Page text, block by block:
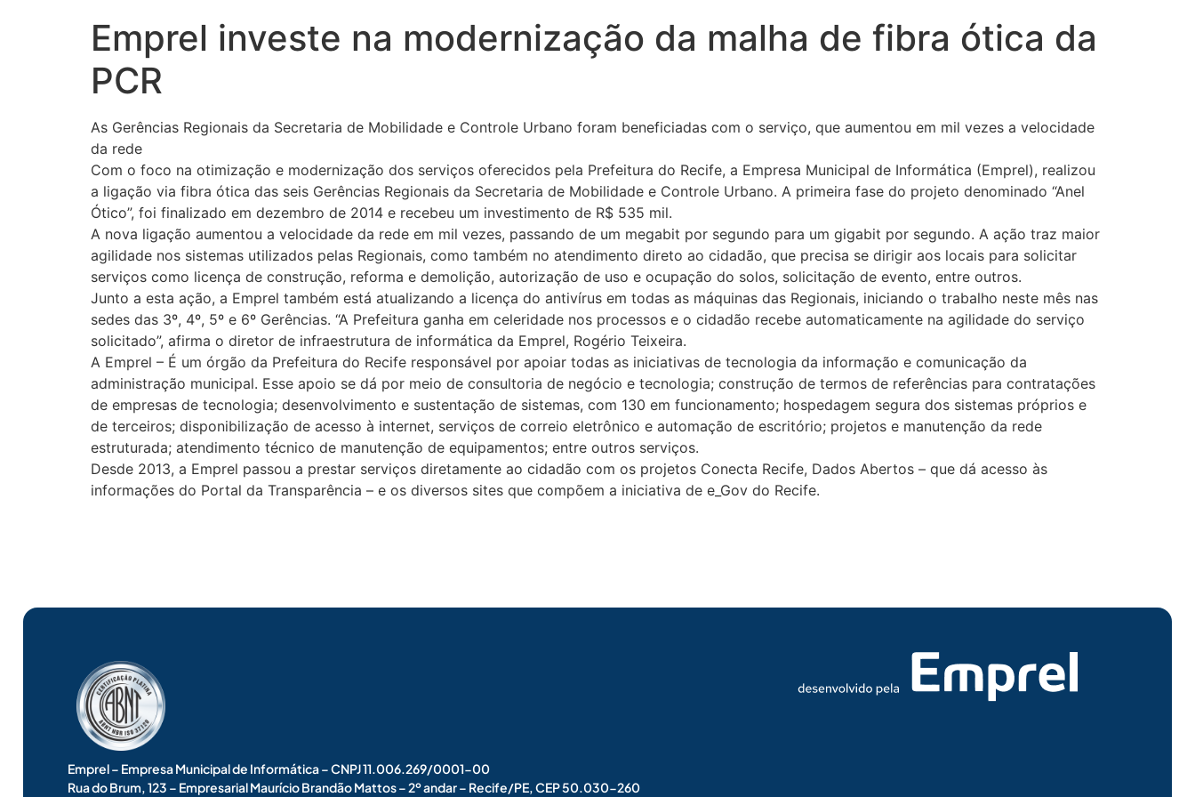
Emprel investe na modernização da malha de fibra ótica da
PCR
As Gerências Regionais da Secretaria de Mobilidade e Controle Urbano foram beneficiadas com o serviço, que aumentou em mil vezes a velocidade
da rede
Com o foco na otimização e modernização dos serviços oferecidos pela Prefeitura do Recife, a Empresa Municipal de Informática (Emprel), realizou
a ligação via fibra ótica das seis Gerências Regionais da Secretaria de Mobilidade e Controle Urbano. A primeira fase do projeto denominado “Anel
Ótico”, foi finalizado em dezembro de 2014 e recebeu um investimento de R$ 535 mil.
A nova ligação aumentou a velocidade da rede em mil vezes, passando de um megabit por segundo para um gigabit por segundo. A ação traz maior
agilidade nos sistemas utilizados pelas Regionais, como também no atendimento direto ao cidadão, que precisa se dirigir aos locais para solicitar
serviços como licença de construção, reforma e demolição, autorização de uso e ocupação do solos, solicitação de evento, entre outros.
Junto a esta ação, a Emprel também está atualizando a licença do antivírus em todas as máquinas das Regionais, iniciando o trabalho neste mês nas
sedes das 3º, 4º, 5º e 6º Gerências. “A Prefeitura ganha em celeridade nos processos e o cidadão recebe automaticamente na agilidade do serviço
solicitado”, afirma o diretor de infraestrutura de informática da Emprel, Rogério Teixeira.
A Emprel – É um órgão da Prefeitura do Recife responsável por apoiar todas as iniciativas de tecnologia da informação e comunicação da
administração municipal. Esse apoio se dá por meio de consultoria de negócio e tecnologia; construção de termos de referências para contratações
de empresas de tecnologia; desenvolvimento e sustentação de sistemas, com 130 em funcionamento; hospedagem segura dos sistemas próprios e
de terceiros; disponibilização de acesso à internet, serviços de correio eletrônico e automação de escritório; projetos e manutenção da rede
estruturada; atendimento técnico de manutenção de equipamentos; entre outros serviços.
Desde 2013, a Emprel passou a prestar serviços diretamente ao cidadão com os projetos Conecta Recife, Dados Abertos – que dá acesso às
informações do Portal da Transparência – e os diversos sites que compõem a iniciativa de e_Gov do Recife.
Emprel – Empresa Municipal de Informática – CNPJ 11.006.269/0001-00
Rua do Brum, 123 – Empresarial Maurício Brandão Mattos – 2º andar – Recife/PE, CEP 50.030-260